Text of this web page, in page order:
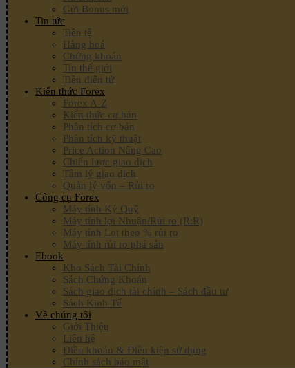
Gửi Bonus mới
Tin tức
Tiền tệ
Hàng hoá
Chứng khoán
Tin thế giới
Tiền điện tử
Kiến thức Forex
Forex A-Z
Kiến thức cơ bản
Phân tích cơ bản
Phân tích kỹ thuật
Price Action Nâng Cao
Chiến lược giao dịch
Tâm lý giao dịch
Quản lý vốn – Rủi ro
Công cụ Forex
Máy tính Ký Quỹ
Máy tính lợi Nhuận/Rủi ro (R:R)
Máy tính Lot theo % rủi ro
Máy tính rủi ro phá sản
Ebook
Kho Sách Tài Chính
Sách Chứng Khoán
Sách giao dịch tài chính – Sách đầu tư
Sách Kinh Tế
Về chúng tôi
Giới Thiệu
Liên hệ
Điều khoản & Điều kiện sử dụng
Chính sách bảo mật